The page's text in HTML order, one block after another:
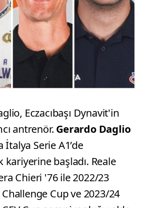
Eczacıbaşı Dynavit'in
antrenör. Gerardo Daglio
İtalya Serie A1’de
başladı. Reale
Chieri '76 ile 2022/23
Cup ve 2023/24